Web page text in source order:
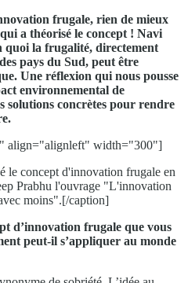
frugale, rien de mieux
a théorisé le concept ! Navi
quoi la frugalité, directement
pays du Sud, peut être
Une réflexion qui nous pousse
environnemental de
solutions concrètes pour rendre
align="alignleft" width="300"]
le concept d'innovation frugale en
Prabhu l'ouvrage "L'innovation
moins".[/caption]
d’innovation frugale que vous
peut-il s’appliquer au monde